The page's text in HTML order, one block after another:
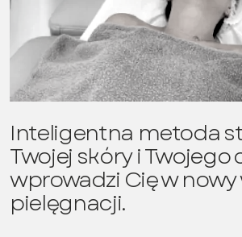
Inteligentna metoda
Twojej skóry i Twojego
wprowadzi Cię w
pielęgnacji.